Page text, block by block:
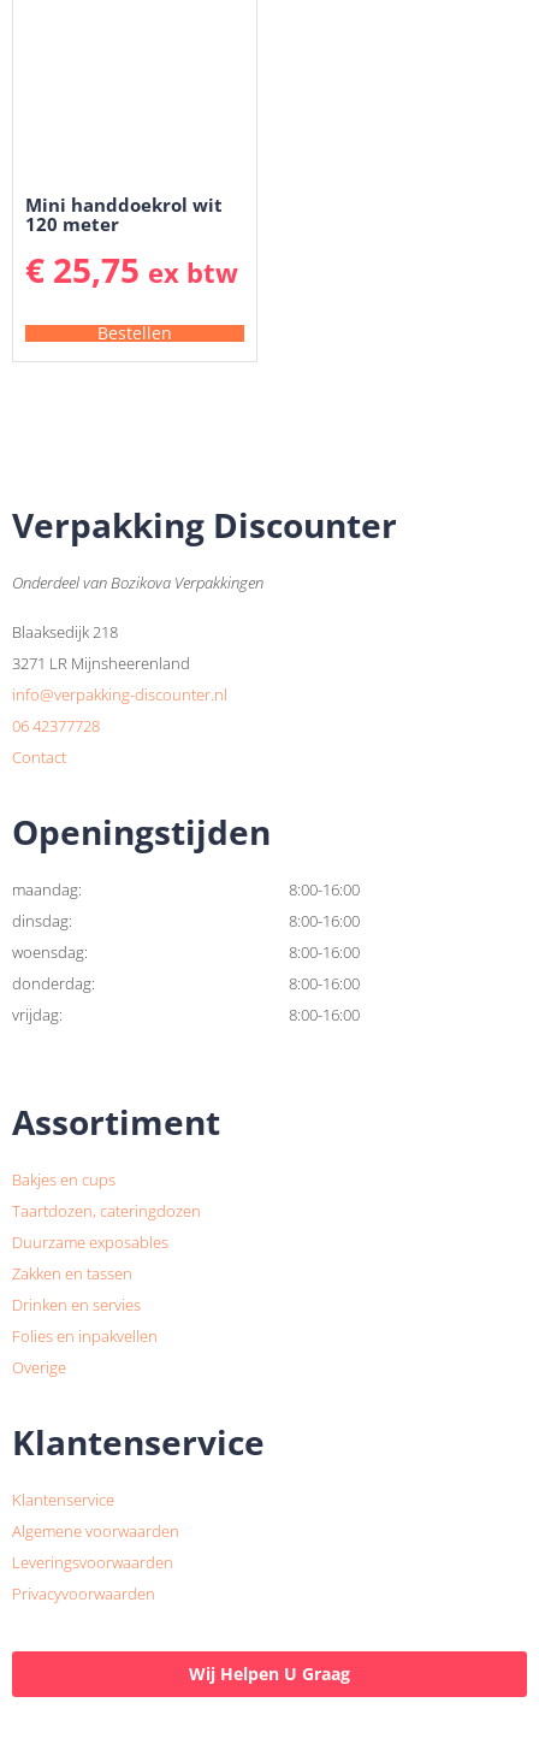
Mini handdoekrol wit
120 meter
€ 25,75 ex btw
Bestellen
Verpakking Discounter
Onderdeel van Bozikova Verpakkingen
Blaaksedijk 218
3271 LR Mijnsheerenland
info@verpakking-discounter.nl
06 42377728
Contact
Openingstijden
maandag:
8:00-16:00
dinsdag:
8:00-16:00
woensdag:
8:00-16:00
donderdag:
8:00-16:00
vrijdag:
8:00-16:00
Assortiment
Bakjes en cups
Taartdozen, cateringdozen
Duurzame exposables
Zakken en tassen
Drinken en servies
Folies en inpakvellen
Overige
Klantenservice
Klantenservice
Algemene voorwaarden
Leveringsvoorwaarden
Privacyvoorwaarden
Wij Helpen U Graag